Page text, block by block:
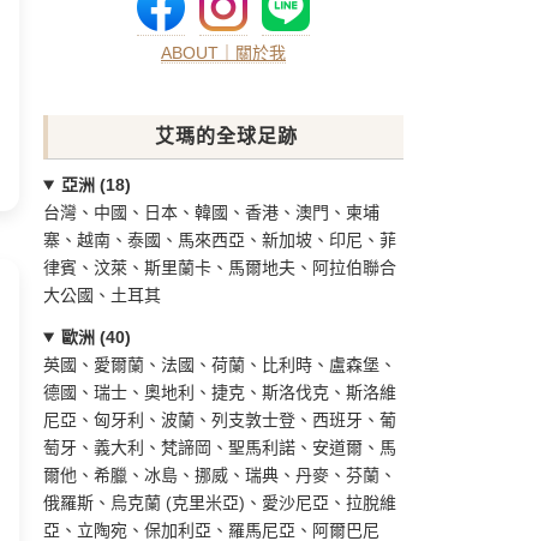
ABOUT｜關於我
艾瑪的全球足跡
亞洲 (18)
台灣、中國、日本、韓國、香港、澳門、柬埔
寨、越南、泰國、馬來西亞、新加坡、印尼、菲
律賓、汶萊、斯里蘭卡、馬爾地夫、阿拉伯聯合
大公國、土耳其
歐洲 (40)
英國、愛爾蘭、法國、荷蘭、比利時、盧森堡、
德國、瑞士、奧地利、捷克、斯洛伐克、斯洛維
尼亞、匈牙利、波蘭、列支敦士登、西班牙、葡
萄牙、義大利、梵諦岡、聖馬利諾、安道爾、馬
爾他、希臘、冰島、挪威、瑞典、丹麥、芬蘭、
俄羅斯、烏克蘭 (克里米亞)、愛沙尼亞、拉脫維
亞、立陶宛、保加利亞、羅馬尼亞、阿爾巴尼